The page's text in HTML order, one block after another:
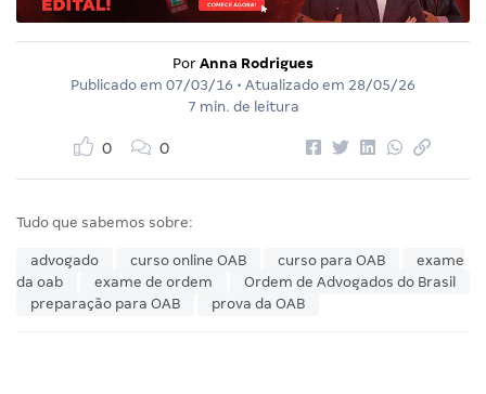
Por Anna Rodrigues
Publicado em 07/03/16 • Atualizado em 28/05/26
7 min. de leitura
0 0
Tudo que sabemos sobre:
advogado curso online OAB curso para OAB
exame
da oab
exame de ordem
Ordem de Advogados do Brasil
preparação para OAB
prova da OAB